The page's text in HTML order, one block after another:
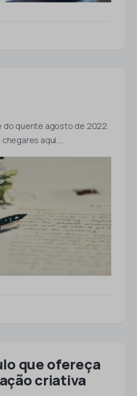
do quente agosto de 2022.
aqui.…
que ofereça
criativa